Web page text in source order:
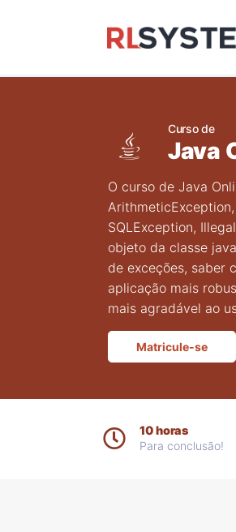
Curso de
Java
O curso de Java
SQLException,
objeto da classe
de exceções, saber
aplicação mais
mais agradável ao
Matricule-se
10 horas
Para conclusão!